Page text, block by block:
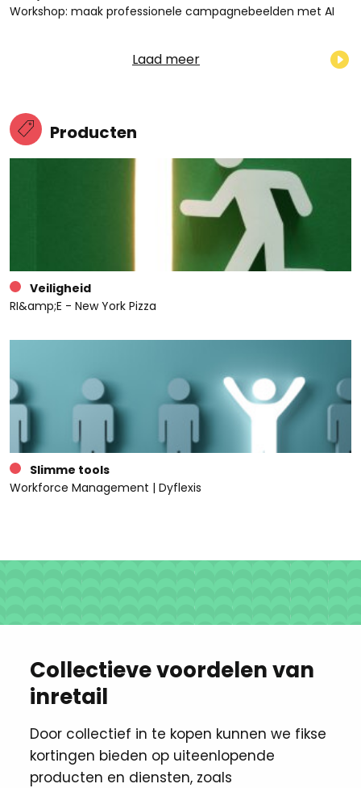
Workshop: maak professionele campagnebeelden met AI
Laad meer
Producten
Veiligheid
RI&amp;E - New York Pizza
Slimme tools
Workforce Management | Dyflexis
Collectieve voordelen van
inretail
Door collectief in te kopen kunnen we fikse
kortingen ​bieden op uiteenlopende
producten en diensten, zoals